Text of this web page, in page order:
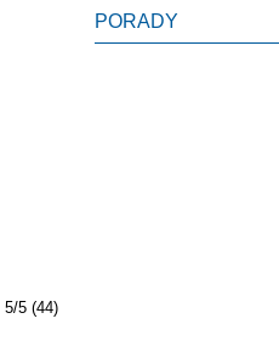
PORADY
5/5 (44)